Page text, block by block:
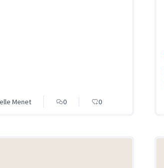
Menet 0 0